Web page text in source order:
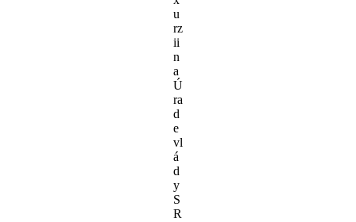
u
rz
ii
n
a
Ú
ra
d
e
vl
á
d
y
S
R